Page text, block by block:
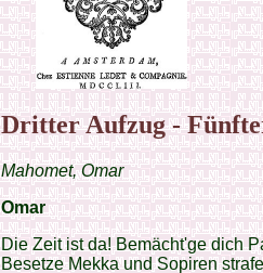
Dritter Aufzug -
Mahomet, Omar
Omar
Die Zeit ist da! Bemächt'ge dich
Besetze Mekka und Sopiren